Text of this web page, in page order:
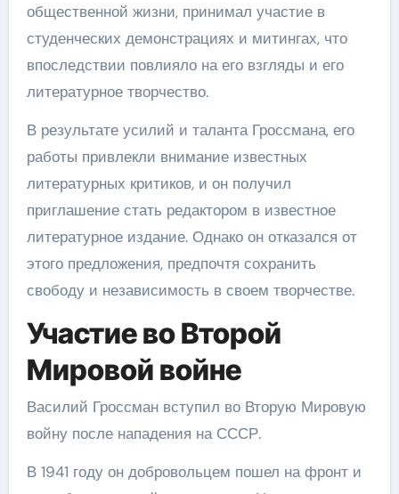
общественной жизни, принимал участие в
студенческих демонстрациях и митингах, что
впоследствии повлияло на его взгляды и его
литературное творчество.
В результате усилий и таланта Гроссмана, его
работы привлекли внимание известных
литературных критиков, и он получил
приглашение стать редактором в известное
литературное издание. Однако он отказался от
этого предложения, предпочтя сохранить
свободу и независимость в своем творчестве.
Участие во Второй
Мировой войне
Василий Гроссман вступил во Вторую Мировую
войну после нападения на СССР.
В 1941 году он добровольцем пошел на фронт и